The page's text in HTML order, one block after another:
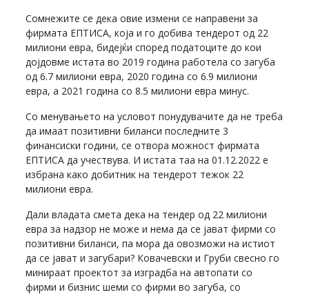
Сомнежите се дека овие измени се направени за
фирмата ЕПТИСА, која и го добива тендерот од 22
милиони евра, бидејќи според податоците до кои
дојдовме истата во 2019 година работела со загуба
од 6.7 милиони евра, 2020 година со 6.9 милиони
евра, а 2021 година со 8.5 милиони евра минус.
Со менувањето на условот понудувачите да не треба
да имаат позитивни биланси последните 3
финансиски години, се отвора можност фирмата
ЕПТИСА да учествува. И истата таа на 01.12.2022 е
избрана како добитник на тендерот тежок 22
милиони евра.
Дали владата смета дека на тендер од 22 милиони
евра за надзор не може и нема да се јават фирми со
позитивни биланси, па мора да овозможи на истиот
да се јават и загубари? Ковачевски и Груби свесно го
минираат проектот за изградба на автопати со
фирми и бизнис шеми со фирми во загуба, со